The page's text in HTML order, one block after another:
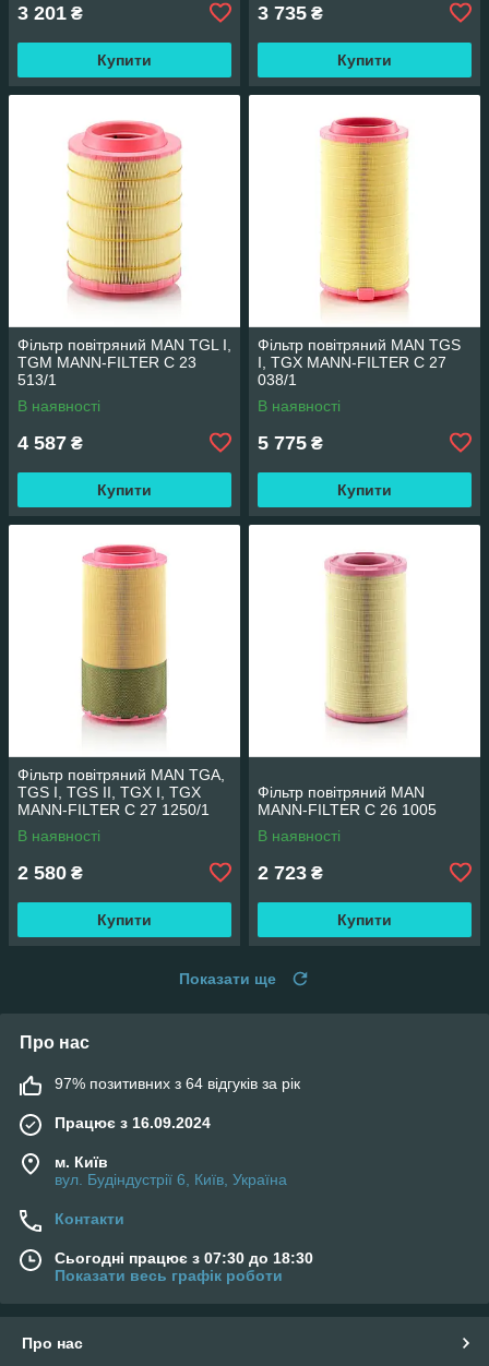
3 201 ₴
Купити
3 735 ₴
Купити
Фільтр повітряний MAN TGL I,
TGM MANN-FILTER C 23
513/1
В наявності
4 587 ₴
Купити
Фільтр повітряний MAN TGS
I, TGX MANN-FILTER C 27
038/1
В наявності
5 775 ₴
Купити
Фільтр повітряний MAN TGA,
TGS I, TGS II, TGX I, TGX
MANN-FILTER C 27 1250/1
В наявності
2 580 ₴
Купити
Фільтр повітряний MAN
MANN-FILTER C 26 1005
В наявності
2 723 ₴
Купити
Показати ще
Про нас
97% позитивних з 64 відгуків за рік
Працює з 16.09.2024
м. Київ
вул. Будіндустрії 6, Київ, Україна
Контакти
Сьогодні працює з 07:30 до 18:30
Показати весь графік роботи
Про нас